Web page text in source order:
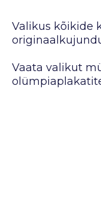
Valikus kõikide
Vaata valikut